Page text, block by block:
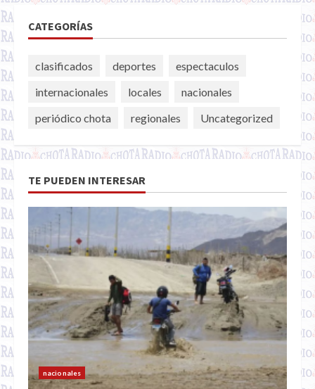
CATEGORÍAS
clasificados deportes
espectaculos
internacionales
locales
nacionales
periódico chota
regionales Uncategorized
TE PUEDEN INTERESAR
nacionales